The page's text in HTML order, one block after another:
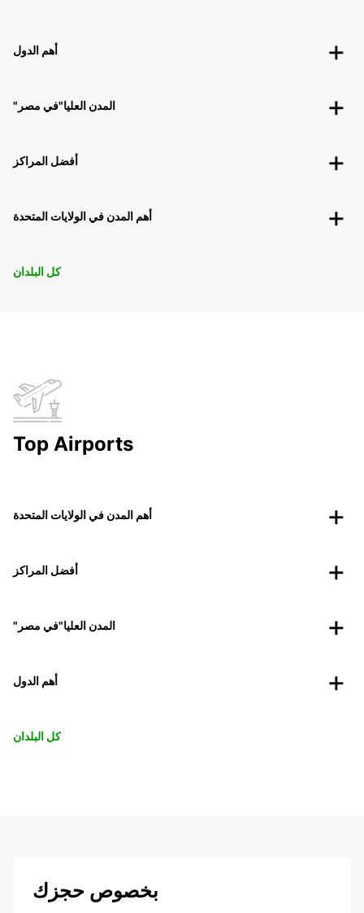
أهم الدول
"المدن العليا"في مصر
أفضل المراكز
أهم المدن في الولايات المتحدة
كل البلدان
Top Airports
أهم المدن في الولايات المتحدة
أفضل المراكز
"المدن العليا"في مصر
أهم الدول
كل البلدان
بخصوص حجزك